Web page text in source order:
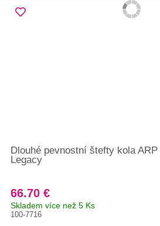
Dlouhé pevnostní štefty kola
Legacy
66.70 €
Skladem více než 5 Ks
100-7716